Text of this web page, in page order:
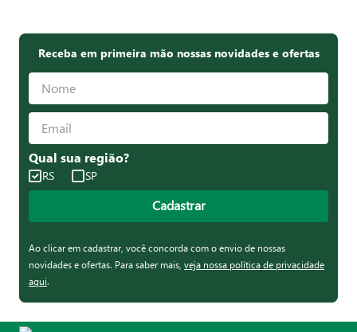
Receba em primeira mão nossas novidades e ofertas
Qual sua região?
RS SP
Cadastrar
Ao clicar em cadastrar, você concorda com o envio de nossas
novidades e ofertas. Para saber mais, veja nossa política de privacidade
aqui.